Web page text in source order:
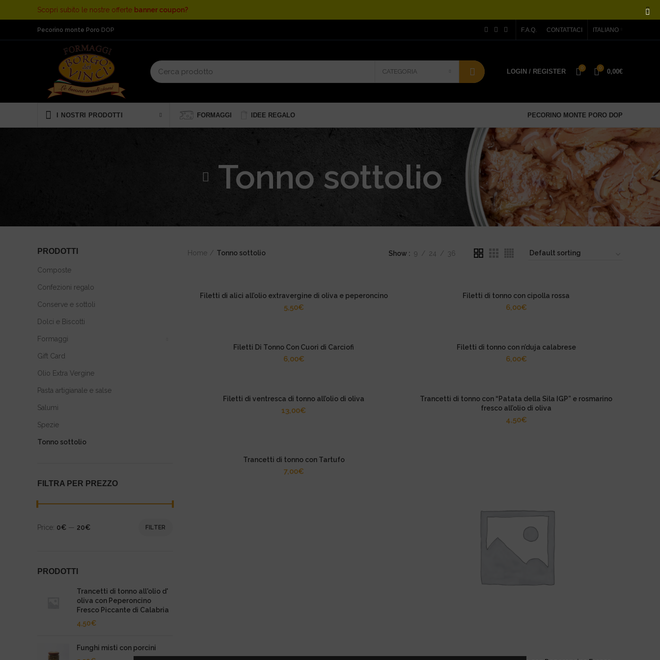
Pecorino monte Poro DOP F.A.Q. CONTATTACI ITALIANO
CATEGORIA LOGIN / REGISTER
0 0
0,00€
I NOSTRI PRODOTTI FORMAGGI IDEE REGALO PECORINO MONTE PORO DOP
Tonno sottolio
PRODOTTI
Composte
Confezioni regalo
Conserve e sottoli
Dolci e Biscotti
Formaggi
Gift Card
Olio Extra Vergine
Pasta artigianale e salse
Salumi
Spezie
Tonno sottolio
FILTRA PER PREZZO
FILTER
Price: 0€ — 20€
PRODOTTI
Trancetti di tonno all'olio d'
oliva con Peperoncino
Fresco Piccante di Calabria
4,50€
Funghi misti con porcini
Home Tonno sottolio Show 9 24 36
Filetti di alici all’olio extravergine di oliva e peperoncino
5,50€
Filetti di tonno con cipolla rossa
6,00€
Filetti Di Tonno Con Cuori di Carciofi
6,00€
Filetti di tonno con n’duja calabrese
6,00€
Filetti di ventresca di tonno all’olio di oliva
13,00€
Trancetti di tonno con “Patata della Sila IGP” e rosmarino
fresco all’olio di oliva
4,50€
Trancetti di tonno con Tartufo
7,00€
Scopri subito le nostre offerte banner coupon?